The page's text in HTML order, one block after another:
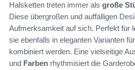
Halsketten treten immer als große
Diese übergroßen und auffälligen
Aufmerksamkeit auf sich. Perfekt für
sie ebenfalls in eleganten Varianten für
kombiniert werden. Eine vielseitige
und Farben rhythmisiert die